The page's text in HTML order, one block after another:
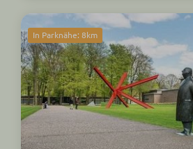
In Parknähe: 8km